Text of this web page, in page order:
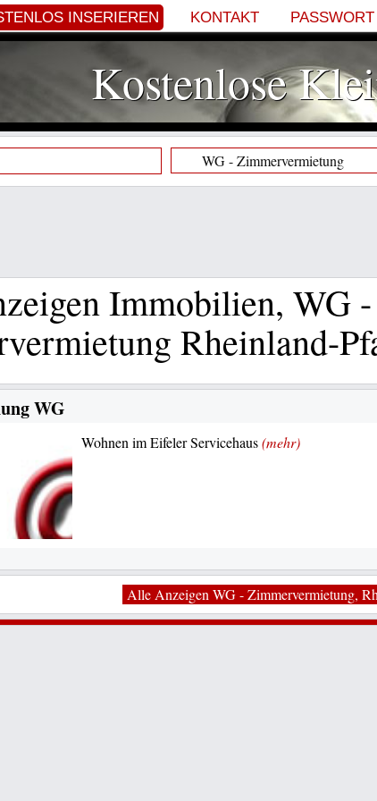
INSERIEREN KONTAKT
Kostenlose
Immobilien, WG -
Rheinland-
WG
Wohnen im Eifeler Servicehaus(mehr)
Alle Anzeigen WG - Zimmervermietung,